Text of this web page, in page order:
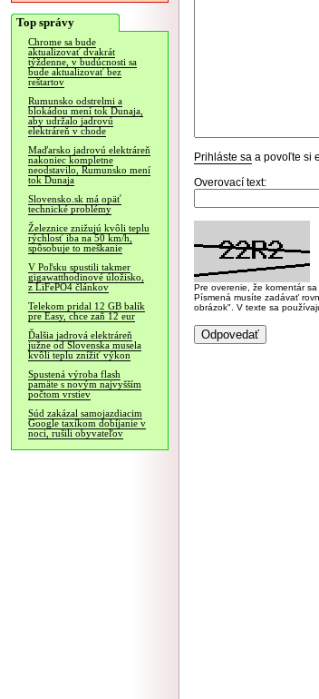
Top správy
Chrome sa bude
aktualizovať dvakrát
týždenne, v budúcnosti sa
bude aktualizovať bez
reštartov
Rumunsko odstrelmi a
blokádou mení tok Dunaja,
aby udržalo jadrovú
elektráreň v chode
Maďarsko jadrovú elektráreň
nakoniec kompletne
neodstavilo, Rumunsko mení
tok Dunaja
Slovensko.sk má opäť
technické problémy
Železnice znižujú kvôli teplu
rýchlosť iba na 50 km/h,
spôsobuje to meškanie
V Poľsku spustili takmer
gigawatthodinové úložisko,
z LiFePO4 článkov
Telekom pridal 12 GB balík
pre Easy, chce zaň 12 eur
Ďalšia jadrová elektráreň
južne od Slovenska musela
kvôli teplu znížiť výkon
Spustená výroba flash
pamäte s novým najvyšším
počtom vrstiev
Súd zakázal samojazdiacim
Google taxíkom dobíjanie v
noci, rušili obyvateľov
Prihláste sa a povoľte si
Overovací text:
Pre overenie, že komentár
Písmená musíte zadávať
obrázok". V texte sa